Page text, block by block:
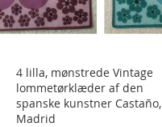
4 lilla, mønstrede Vintage
lommetørklæder af den
spanske kunstner Castaño,
Madrid